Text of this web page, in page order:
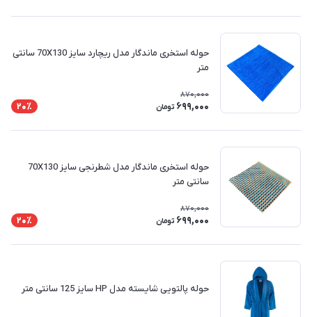
حوله استخری ماندگار مدل ریچارد سایز 70X130 سانتی
متر
870,000
699,000 تومان 20٪
حوله استخری ماندگار مدل شطرنجی سایز 70X130
سانتی متر
870,000
699,000 تومان 20٪
حوله پالتویی شایسته مدل HP سایز 125 سانتی متر